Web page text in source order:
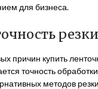
для бизнеса.
причин купить
точность
методов